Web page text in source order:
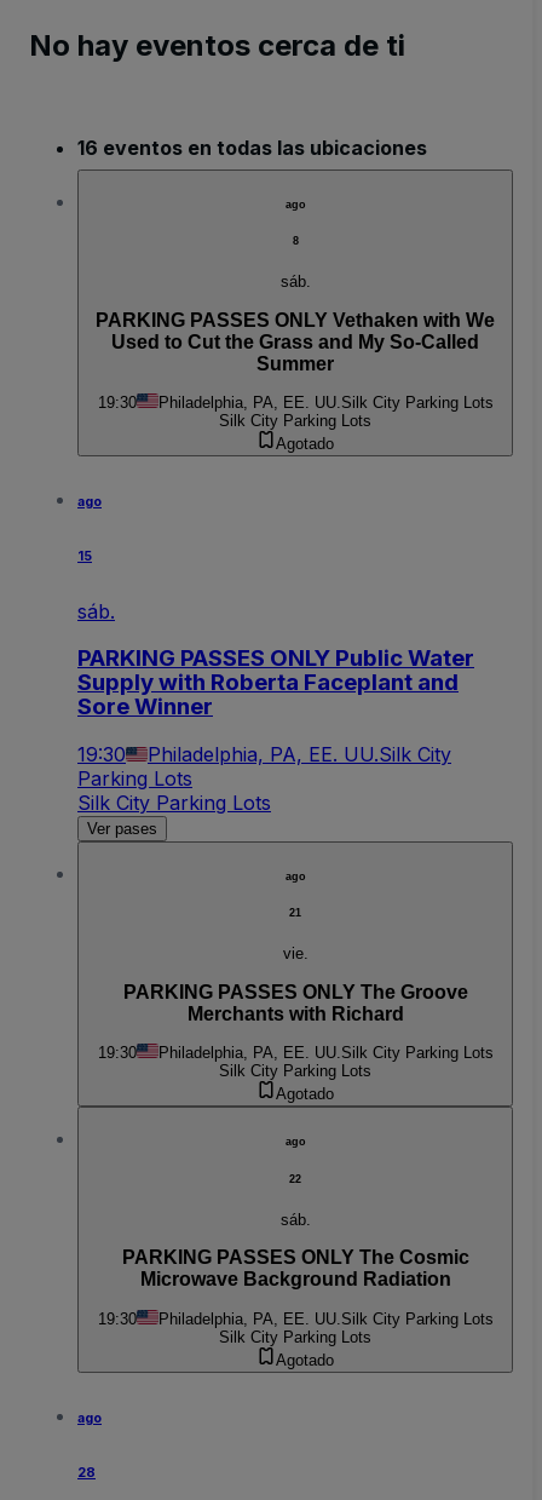
No hay eventos cerca de ti
16 eventos en todas las ubicaciones
ago
8
sáb.
PARKING PASSES ONLY Vethaken with We
Used to Cut the Grass and My So-Called
Summer
19:30 Philadelphia, PA, EE. UU.Silk City Parking Lots
Silk City Parking Lots
Agotado
ago
15
sáb.
PARKING PASSES ONLY Public Water
Supply with Roberta Faceplant and
Sore Winner
19:30 Philadelphia, PA, EE. UU.Silk City
Parking Lots
Silk City Parking Lots
Ver pases
ago
21
vie.
PARKING PASSES ONLY The Groove
Merchants with Richard
19:30 Philadelphia, PA, EE. UU.Silk City Parking Lots
Silk City Parking Lots
Agotado
ago
22
sáb.
PARKING PASSES ONLY The Cosmic
Microwave Background Radiation
19:30 Philadelphia, PA, EE. UU.Silk City Parking Lots
Silk City Parking Lots
Agotado
ago
28